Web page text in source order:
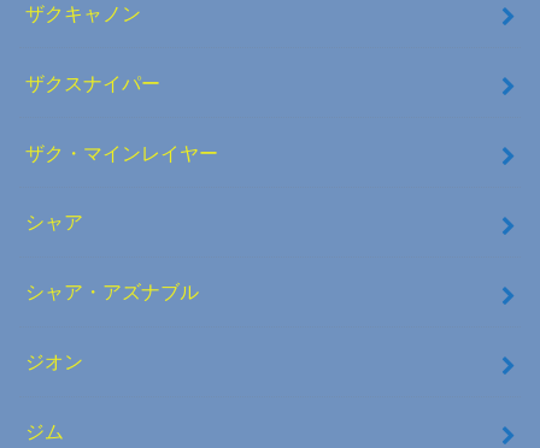
ザクキャノン
ザクスナイパー
ザク・マインレイヤー
シャア
シャア・アズナブル
ジオン
ジム